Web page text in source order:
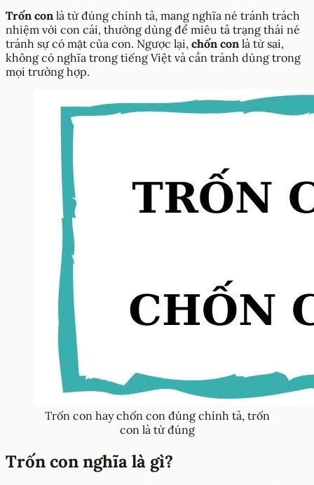
Trốn con là từ đúng chính tả, mang nghĩa né tránh trách
nhiệm với con cái, thường dùng để miêu tả trạng thái né
tránh sự có mặt của con. Ngược lại, chốn con là từ sai,
không có nghĩa trong tiếng Việt và cần tránh dùng trong
mọi trường hợp.
Trốn con hay chốn con đúng chính tả, trốn
con là từ đúng
Trốn con nghĩa là gì?